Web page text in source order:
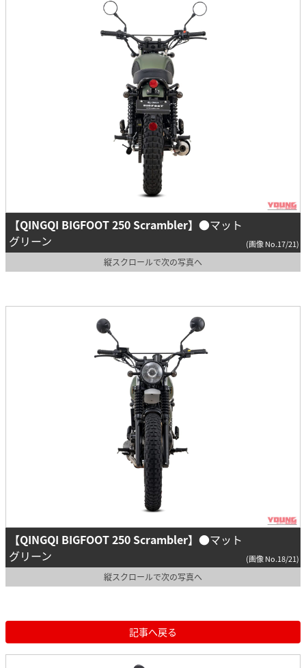
【QINGQI BIGFOOT 250 Scrambler】 ●マット
グリーン
(画像 No.17/21)
縦スクロールで次の写真へ
【QINGQI BIGFOOT 250 Scrambler】 ●マット
グリーン
(画像 No.18/21)
縦スクロールで次の写真へ
記事へ戻る